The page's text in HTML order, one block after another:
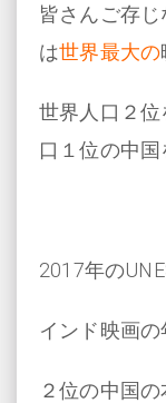
皆さんご存
は世界最大の
世界人口２位
口１位の中国
2017年の
インド映画
２位の中国